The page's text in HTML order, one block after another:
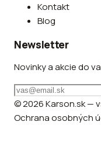
Kontakt
Blog
Newsletter
Novinky a akcie do
© 2026 Karson.sk —
Ochrana osobných